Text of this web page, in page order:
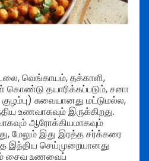
வெங்காயம், தக்காளி,
கொண்டு தயாரிக்கப்படும், சனா
சுவையானது மட்டுமல்ல,
உணவாகவும் இருக்கிறது.
ஆரோக்கியமாகவும்
மேலும் இது இரத்த சர்க்கரை
இந்திய செய்முறையானது
சைவ உணவைப்